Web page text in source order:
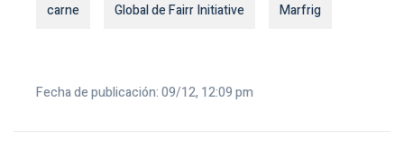
carne Global de Fairr Initiative Marfrig
Fecha de publicación: 09/12, 12:09 pm